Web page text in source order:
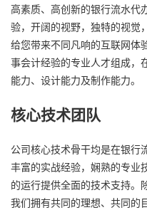
高素质、高创新的银行流水代
验，开阔的视野，独特的视觉
给您带来不同凡响的互联网体
事会计经验的专业人才组成，
能力、设计能力及制作能力。
核心技术团队
公司核心技术骨干均是在银行
丰富的实战经验，娴熟的专业
的运行提供全面的技术支持。
我们拥有共同的理想、共同的